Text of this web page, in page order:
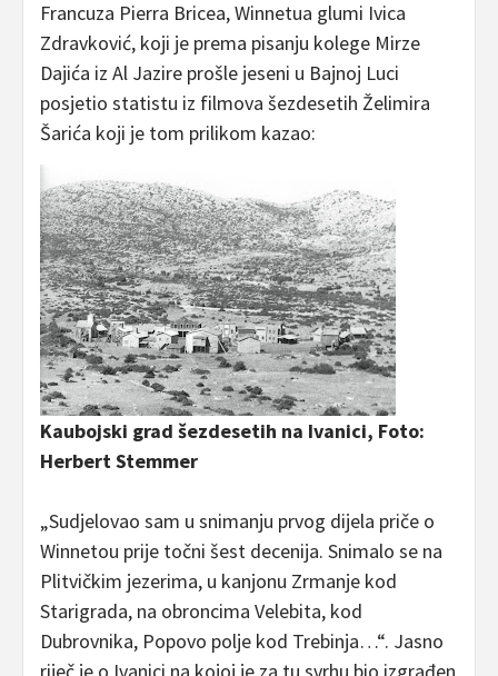
Francuza Pierra Bricea, Winnetua glumi Ivica
Zdravković, koji je prema pisanju kolege Mirze
Dajića iz Al Jazire prošle jeseni u Bajnoj Luci
posjetio statistu iz filmova šezdesetih Želimira
Šarića koji je tom prilikom kazao:
Kaubojski grad šezdesetih na Ivanici, Foto:
Herbert Stemmer
„Sudjelovao sam u snimanju prvog dijela priče o
Winnetou prije točni šest decenija. Snimalo se na
Plitvičkim jezerima, u kanjonu Zrmanje kod
Starigrada, na obroncima Velebita, kod
Dubrovnika, Popovo polje kod Trebinja…“. Jasno
riječ je o Ivanici na kojoj je za tu svrhu bio izgrađen